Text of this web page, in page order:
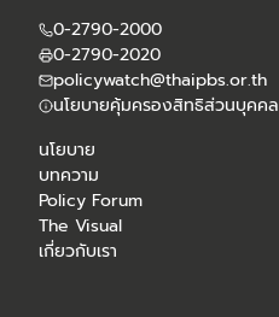
0-2790-2000
0-2790-2020
policywatch@thaipbs.or.th
นโยบายคุ้มครองสิทธิส่วนบุคคล
นโยบาย
บทความ
Policy Forum
The Visual
เกี่ยวกับเรา